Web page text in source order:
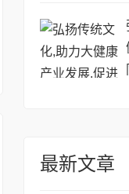
最新文章